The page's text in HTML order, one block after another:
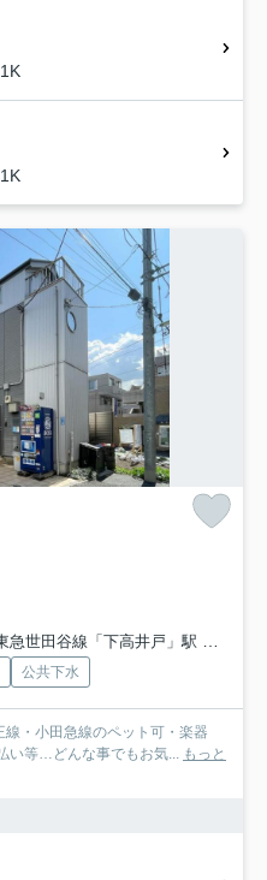
急世田谷線「下高井戸」駅 徒歩5分
公共下水
・小田急線のペット可・楽器
い等…どんな事でもお気... もっと